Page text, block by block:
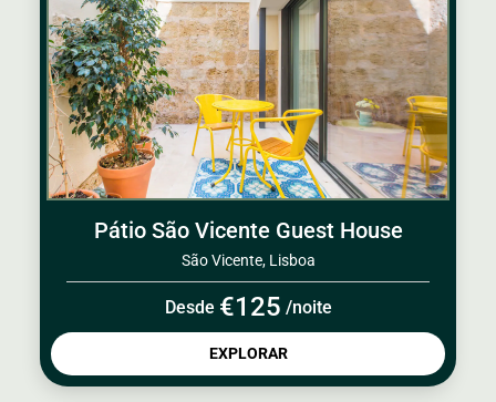
Pátio São Vicente Guest House
São Vicente, Lisboa
Desde €125 /noite
EXPLORAR